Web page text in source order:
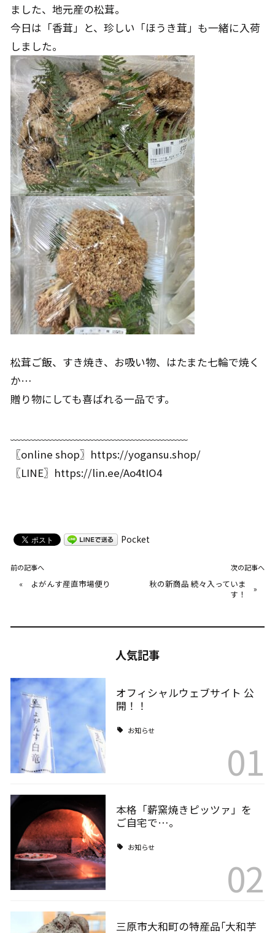
ました、地元産の松茸。
今日は「香茸」と、珍しい「ほうき茸」も一緒に入荷
しました。
松茸ご飯、すき焼き、お吸い物、はたまた七輪で焼く
か…
贈り物にしても喜ばれる一品です。
〖online shop〗https://yogansu.shop/
〖LINE〗https://lin.ee/Ao4tIO4
Pocket
前の記事へ
« よがんす産直市場便り
次の記事へ
秋の新商品 続々入っていま
す！
»
人気記事
オフィシャルウェブサイト 公
開！！
お知らせ
01
本格「薪窯焼きピッツァ」を
ご自宅で…。
お知らせ
02
三原市大和町の特産品｢大和芋